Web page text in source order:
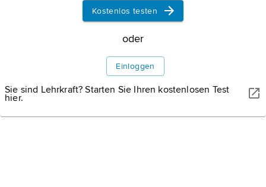
Kostenlos testen
oder
Einloggen
Sie sind Lehrkraft? Starten Sie Ihren kostenlosen Test
hier.